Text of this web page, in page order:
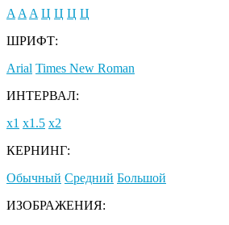
A A A Ц Ц Ц Ц
ШРИФТ:
Arial Times New Roman
ИНТЕРВАЛ:
х1 х1.5 х2
КЕРНИНГ:
Обычный Средний Большой
ИЗОБРАЖЕНИЯ: